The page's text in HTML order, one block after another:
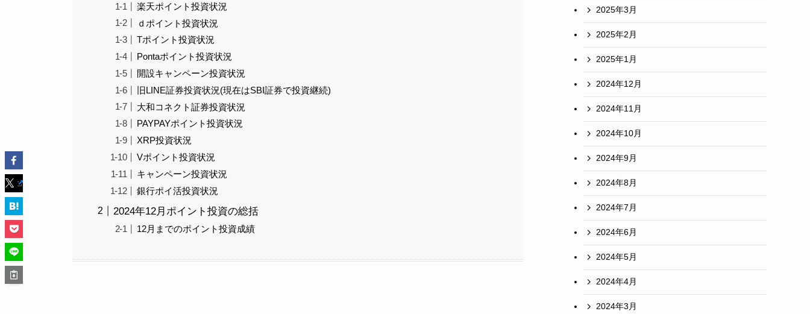
楽天ポイント投資状況
ｄポイント投資状況
Tポイント投資状況
Pontaポイント投資状況
開設キャンペーン投資状況
旧LINE証券投資状況(現在はSBI証券で投資継続)
大和コネクト証券投資状況
PAYPAYポイント投資状況
XRP投資状況
Vポイント投資状況
キャンペーン投資状況
銀行ポイ活投資状況
2024年12月ポイント投資の総括
12月までのポイント投資成績
2025年3月
2025年2月
2025年1月
2024年12月
2024年11月
2024年10月
2024年9月
2024年8月
2024年7月
2024年6月
2024年5月
2024年4月
2024年3月